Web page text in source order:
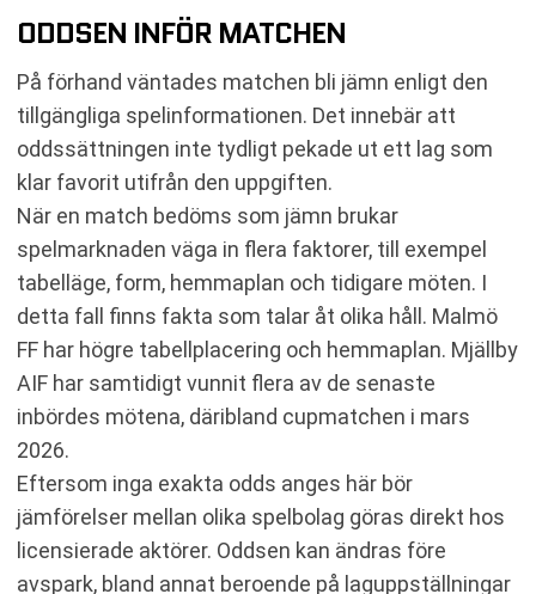
ODDSEN INFÖR MATCHEN
På förhand väntades matchen bli jämn enligt den
tillgängliga spelinformationen. Det innebär att
oddssättningen inte tydligt pekade ut ett lag som
klar favorit utifrån den uppgiften.
När en match bedöms som jämn brukar
spelmarknaden väga in flera faktorer, till exempel
tabelläge, form, hemmaplan och tidigare möten. I
detta fall finns fakta som talar åt olika håll. Malmö
FF har högre tabellplacering och hemmaplan. Mjällby
AIF har samtidigt vunnit flera av de senaste
inbördes mötena, däribland cupmatchen i mars
2026.
Eftersom inga exakta odds anges här bör
jämförelser mellan olika spelbolag göras direkt hos
licensierade aktörer. Oddsen kan ändras före
avspark, bland annat beroende på laguppställningar